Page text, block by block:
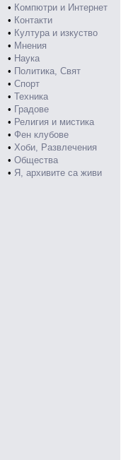
• Компютри и Интернет
• Контакти
• Култура и изкуство
• Мнения
• Наука
• Политика, Свят
• Спорт
• Техника
• Градове
• Религия и мистика
• Фен клубове
• Хоби, Развлечения
• Общества
• Я, архивите са живи